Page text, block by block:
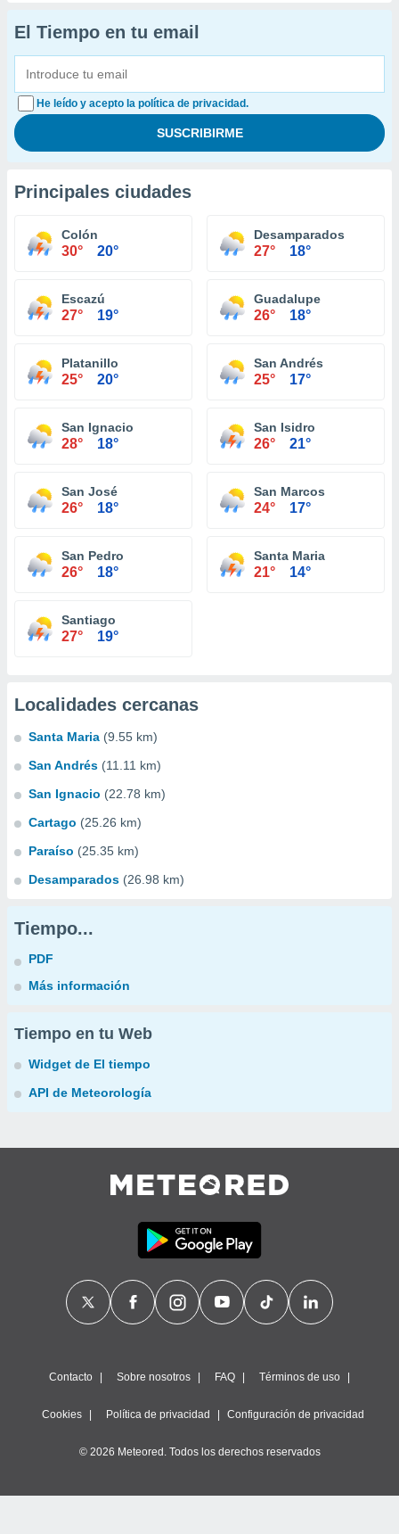
El Tiempo en tu email
He leído y acepto la política de privacidad.
Principales ciudades
Colón
30° 20°
Desamparados
27° 18°
Escazú
27° 19°
Guadalupe
26° 18°
Platanillo
25° 20°
San Andrés
25° 17°
San Ignacio
28° 18°
San Isidro
26° 21°
San José
26° 18°
San Marcos
24° 17°
San Pedro
26° 18°
Santa Maria
21° 14°
Santiago
27° 19°
Localidades cercanas
Santa Maria (9.55 km)
San Andrés (11.11 km)
San Ignacio (22.78 km)
Cartago (25.26 km)
Paraíso (25.35 km)
Desamparados (26.98 km)
Tiempo...
PDF
Más información
Tiempo en tu Web
Widget de El tiempo
API de Meteorología
Contacto Sobre nosotros FAQ Términos de uso
Cookies Política de privacidad Configuración de privacidad
© 2026 Meteored. Todos los derechos reservados